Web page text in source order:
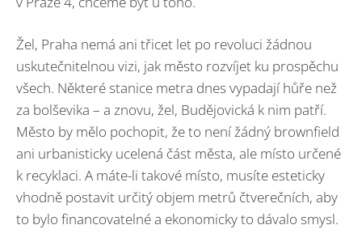
Žel, Praha nemá ani třicet let po revoluci žádnou
uskutečnitelnou vizi, jak město rozvíjet ku prospěchu
všech. Některé stanice metra dnes vypadají hůře než
za bolševika – a znovu, žel, Budějovická k nim patří.
Město by mělo pochopit, že to není žádný brownfield
ani urbanisticky ucelená část města, ale místo určené
k recyklaci. A máte-li takové místo, musíte esteticky
vhodně postavit určitý objem metrů čtverečních, aby
to bylo financovatelné a ekonomicky to dávalo smysl.